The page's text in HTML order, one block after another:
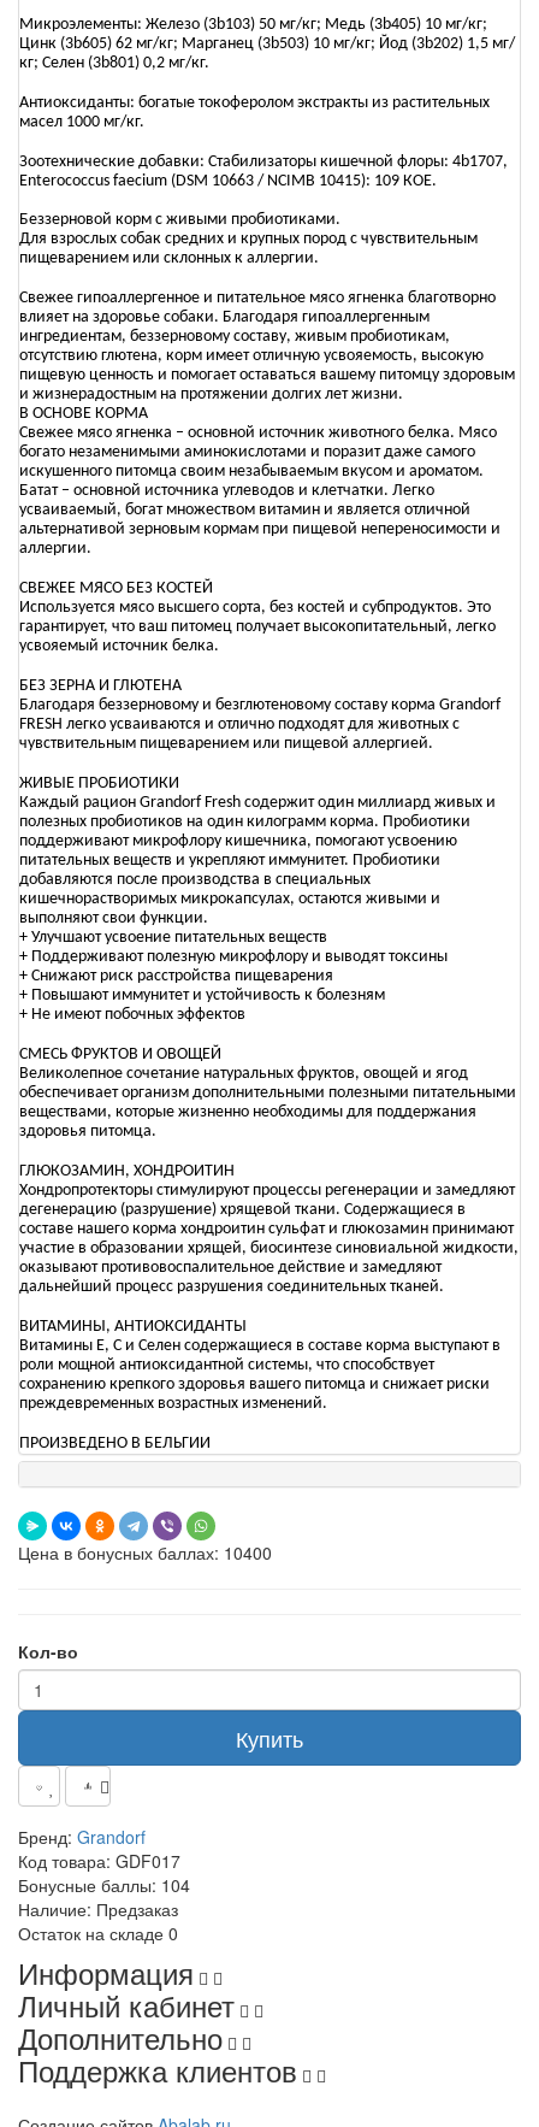
Микроэлементы: Железо (3b103) 50 мг/кг; Медь (3b405) 10 мг/кг;
Цинк (3b605) 62 мг/кг; Марганец (3b503) 10 мг/кг; Йод (3b202) 1,5 мг/
кг; Селен (3b801) 0,2 мг/кг.
Антиоксиданты: богатые токоферолом экстракты из растительных
масел 1000 мг/кг.
Зоотехнические добавки: Стабилизаторы кишечной флоры: 4b1707,
Enterococcus faecium (DSM 10663 / NCIMB 10415): 109 КОЕ.
Беззерновой корм с живыми пробиотиками.
Для взрослых собак средних и крупных пород с чувствительным
пищеварением или склонных к аллергии.
Свежее гипоаллергенное и питательное мясо ягненка благотворно
влияет на здоровье собаки. Благодаря гипоаллергенным
ингредиентам, беззерновому составу, живым пробиотикам,
отсутствию глютена, корм имеет отличную усвояемость, высокую
пищевую ценность и помогает оставаться вашему питомцу здоровым
и жизнерадостным на протяжении долгих лет жизни.
В ОСНОВЕ КОРМА
Свежее мясо ягненка – основной источник животного белка. Мясо
богато незаменимыми аминокислотами и поразит даже самого
искушенного питомца своим незабываемым вкусом и ароматом.
Батат – основной источника углеводов и клетчатки. Легко
усваиваемый, богат множеством витамин и является отличной
альтернативой зерновым кормам при пищевой непереносимости и
аллергии.
СВЕЖЕЕ МЯСО БЕЗ КОСТЕЙ
Используется мясо высшего сорта, без костей и субпродуктов. Это
гарантирует, что ваш питомец получает высокопитательный, легко
усвояемый источник белка.
БЕЗ ЗЕРНА И ГЛЮТЕНА
Благодаря беззерновому и безглютеновому составу корма Grandorf
FRESH легко усваиваются и отлично подходят для животных с
чувствительным пищеварением или пищевой аллергией.
ЖИВЫЕ ПРОБИОТИКИ
Каждый рацион Grandorf Fresh содержит один миллиард живых и
полезных пробиотиков на один килограмм корма. Пробиотики
поддерживают микрофлору кишечника, помогают усвоению
питательных веществ и укрепляют иммунитет. Пробиотики
добавляются после производства в специальных
кишечнорастворимых микрокапсулах, остаются живыми и
выполняют свои функции.
+ Улучшают усвоение питательных веществ
+ Поддерживают полезную микрофлору и выводят токсины
+ Снижают риск расстройства пищеварения
+ Повышают иммунитет и устойчивость к болезням
+ Не имеют побочных эффектов
СМЕСЬ ФРУКТОВ И ОВОЩЕЙ
Великолепное сочетание натуральных фруктов, овощей и ягод
обеспечивает организм дополнительными полезными питательными
веществами, которые жизненно необходимы для поддержания
здоровья питомца.
ГЛЮКОЗАМИН, ХОНДРОИТИН
Хондропротекторы стимулируют процессы регенерации и замедляют
дегенерацию (разрушение) хрящевой ткани. Содержащиеся в
составе нашего корма хондроитин сульфат и глюкозамин принимают
участие в образовании хрящей, биосинтезе синовиальной жидкости,
оказывают противовоспалительное действие и замедляют
дальнейший процесс разрушения соединительных тканей.
ВИТАМИНЫ, АНТИОКСИДАНТЫ
Витамины Е, С и Селен содержащиеся в составе корма выступают в
роли мощной антиоксидантной системы, что способствует
сохранению крепкого здоровья вашего питомца и снижает риски
преждевременных возрастных изменений.
ПРОИЗВЕДЕНО В БЕЛЬГИИ
Цена в бонусных баллах: 10400
Кол-во
Купить
Бренд: Grandorf
Код товара: GDF017
Бонусные баллы: 104
Наличие: Предзаказ
Остаток на складе 0
Информация
Личный кабинет
Дополнительно
Поддержка клиентов